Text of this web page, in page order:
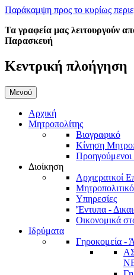
Παράκαμψη προς το κυρίως
Τα γραφεία μας λειτουργούν
Παρασκευή
Κεντρική πλοήγηση
Μενού
Αρχική
Μητροπολίτης
Βιογραφικό
Κίνηση
Προηγούμενοι
Διοίκηση
Αρχιερατκοί
Υπηρεσίες
'Έντυπα -
Οικονομικά
Ιδρύματα
Γηροκομεία -